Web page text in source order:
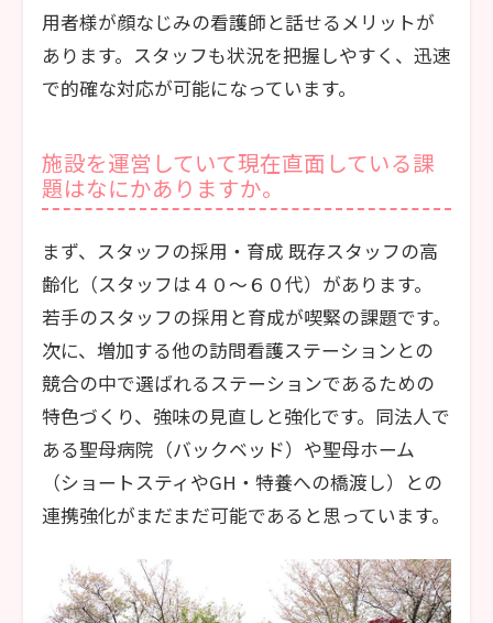
用者様が顔なじみの看護師と話せるメリットが
あります。スタッフも状況を把握しやすく、迅速
で的確な対応が可能になっています。
施設を運営していて現在直面している課
題はなにかありますか。
まず、スタッフの採用・育成 既存スタッフの高
齢化（スタッフは４０～６０代）があります。
若手のスタッフの採用と育成が喫緊の課題です。
次に、増加する他の訪問看護ステーションとの
競合の中で選ばれるステーションであるための
特色づくり、強味の見直しと強化です。同法人で
ある聖母病院（バックベッド）や聖母ホーム
（ショートスティやGH・特養への橋渡し）との
連携強化がまだまだ可能であると思っています。